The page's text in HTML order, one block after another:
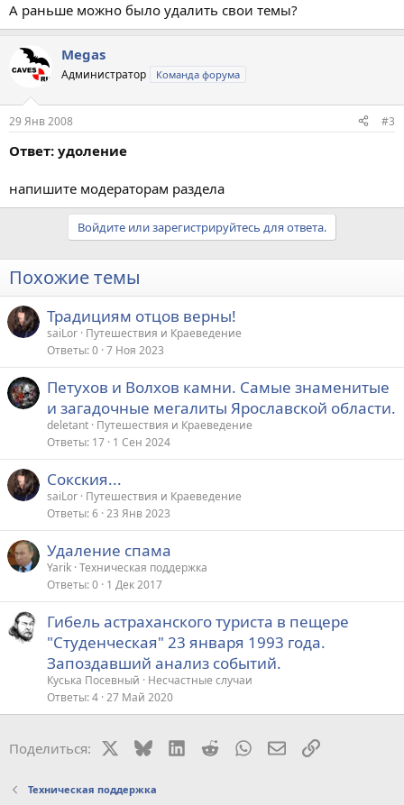
А раньше можно было удалить свои темы?
Megas
Администратор Команда форума
29 Янв 2008 #3
Ответ: удоление
напишите модераторам раздела
Войдите или зарегистрируйтесь для ответа.
Похожие темы
Традициям отцов верны!
saiLor Путешествия и Краеведение
Ответы 0 7 Ноя 2023
Петухов и Волхов камни. Самые знаменитые
и загадочные мегалиты Ярославской области.
deletant Путешествия и Краеведение
Ответы 17 1 Сен 2024
Сокския...
saiLor Путешествия и Краеведение
Ответы 6 23 Янв 2023
Удаление спама
Yarik Техническая поддержка
Ответы 0 1 Дек 2017
Гибель астраханского туриста в пещере
"Студенческая" 23 января 1993 года.
Запоздавший анализ событий.
Куська Посевный
Несчастные случаи
Ответы 4 27 Май 2020
Поделиться: BlueskyLinkedIn
RedditWhatsAppЭлектронная
Ссылка
Техническая поддержка